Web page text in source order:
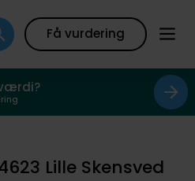
Få vurdering
Lille Skensved